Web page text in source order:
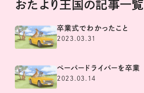
おたより王国の記事一覧
卒業式でわかったこと
2023.03.31
ペーパードライバーを卒業
2023.03.14